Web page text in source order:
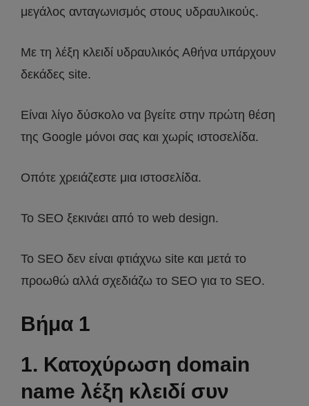
μεγάλος ανταγωνισμός στους υδραυλικούς.
Με τη λέξη κλειδί υδραυλικός Αθήνα υπάρχουν
δεκάδες site.
Είναι λίγο δύσκολο να βγείτε στην πρώτη θέση
της Google μόνοι σας και χωρίς ιστοσελίδα.
Οπότε χρειάζεστε μια ιστοσελίδα.
Το SEO ξεκινάει από το web design.
Το SEO δεν είναι φτιάχνω site και μετά το
προωθώ αλλά σχεδιάζω το SEO για το SEO.
Βήμα 1
1. Κατοχύρωση domain
name λέξη κλειδί συν